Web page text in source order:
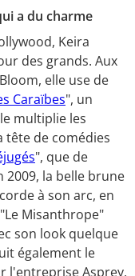
a du charme
Keira
des grands. Aux
elle use de
Caraïbes", un
multiplie les
tête de comédies
", que de
2009, la belle brune
à son arc, en
Misanthrope"
son look quelque
également le
l'entreprise Asprey,